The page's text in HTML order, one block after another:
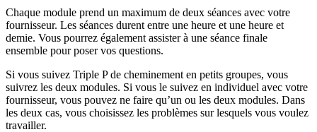
Chaque module prend un maximum de deux séances avec votre
fournisseur. Les séances durent entre une heure et une heure et
demie. Vous pourrez également assister à une séance finale
ensemble pour poser vos questions.
Si vous suivez Triple P de cheminement en petits groupes, vous
suivrez les deux modules. Si vous le suivez en individuel avec votre
fournisseur, vous pouvez ne faire qu’un ou les deux modules. Dans
les deux cas, vous choisissez les problèmes sur lesquels vous voulez
travailler.